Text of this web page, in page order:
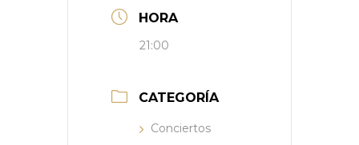
HORA
21:00
CATEGORÍA
Conciertos